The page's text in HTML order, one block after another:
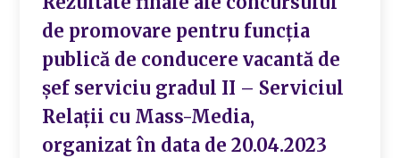
de promovare pentru funcția
publică de conducere vacantă de
șef serviciu gradul II – Serviciul
Relații cu Mass-Media,
organizat în data de 20.04.2023